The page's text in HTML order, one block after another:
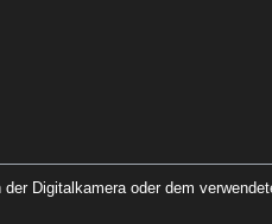
Digitalkamera oder dem